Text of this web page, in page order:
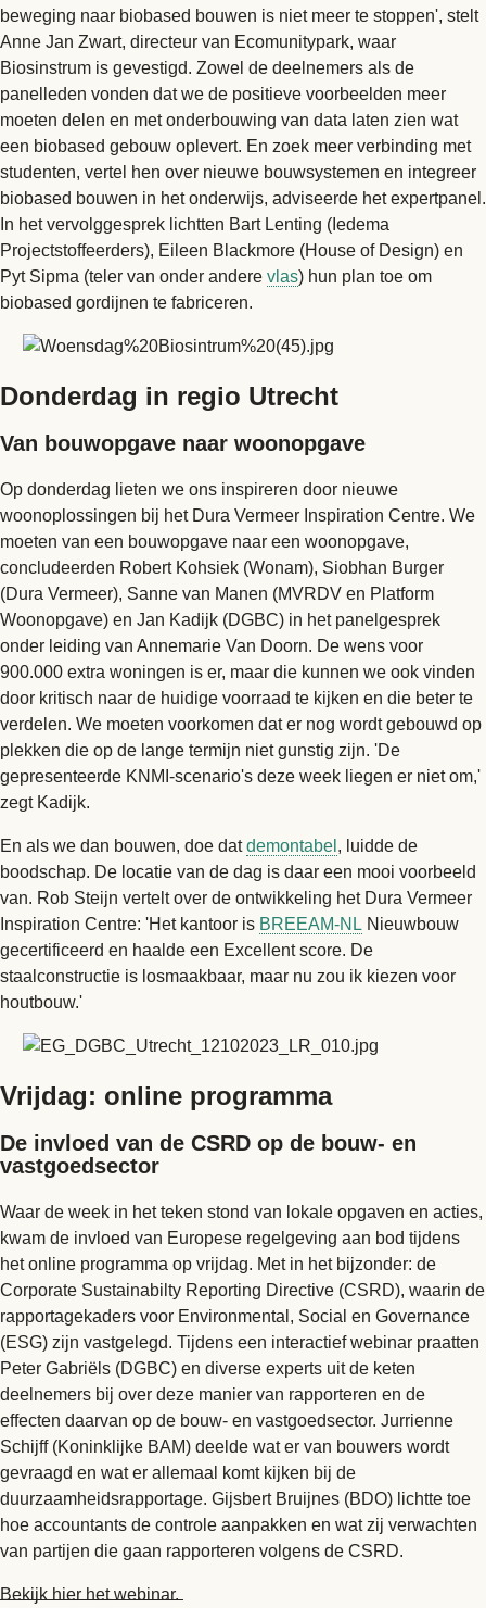
beweging naar biobased bouwen is niet meer te stoppen', stelt
Anne Jan Zwart, directeur van Ecomunitypark, waar
Biosinstrum is gevestigd. Zowel de deelnemers als de
panelleden vonden dat we de positieve voorbeelden meer
moeten delen en met onderbouwing van data laten zien wat
een biobased gebouw oplevert. En zoek meer verbinding met
studenten, vertel hen over nieuwe bouwsystemen en integreer
biobased bouwen in het onderwijs, adviseerde het expertpanel.
In het vervolggesprek lichtten Bart Lenting (Iedema
Projectstoffeerders), Eileen Blackmore (House of Design) en
Pyt Sipma (teler van onder andere vlas) hun plan toe om
biobased gordijnen te fabriceren.
Donderdag in regio Utrecht
Van bouwopgave naar woonopgave
Op donderdag lieten we ons inspireren door nieuwe
woonoplossingen bij het Dura Vermeer Inspiration Centre. We
moeten van een bouwopgave naar een woonopgave,
concludeerden Robert Kohsiek (Wonam), Siobhan Burger
(Dura Vermeer), Sanne van Manen (MVRDV en Platform
Woonopgave) en Jan Kadijk (DGBC) in het panelgesprek
onder leiding van Annemarie Van Doorn. De wens voor
900.000 extra woningen is er, maar die kunnen we ook vinden
door kritisch naar de huidige voorraad te kijken en die beter te
verdelen. We moeten voorkomen dat er nog wordt gebouwd op
plekken die op de lange termijn niet gunstig zijn. 'De
gepresenteerde KNMI-scenario's deze week liegen er niet om,'
zegt Kadijk.
En als we dan bouwen, doe datdemontabel , luidde de
boodschap. De locatie van de dag is daar een mooi voorbeeld
van. Rob Steijn vertelt over de ontwikkeling het Dura Vermeer
Inspiration Centre: 'Het kantoor is BREEAM-NL Nieuwbouw
gecertificeerd en haalde een Excellent score. De
staalconstructie is losmaakbaar, maar nu zou ik kiezen voor
houtbouw.'
Vrijdag: online programma
De invloed van de CSRD op de bouw- en
vastgoedsector
Waar de week in het teken stond van lokale opgaven en acties,
kwam de invloed van Europese regelgeving aan bod tijdens
het online programma op vrijdag. Met in het bijzonder: de
Corporate Sustainabilty Reporting Directive (CSRD), waarin de
rapportagekaders voor Environmental, Social en Governance
(ESG) zijn vastgelegd. Tijdens een interactief webinar praatten
Peter Gabriëls (DGBC) en diverse experts uit de keten
deelnemers bij over deze manier van rapporteren en de
effecten daarvan op de bouw- en vastgoedsector. Jurrienne
Schijff (Koninklijke BAM) deelde wat er van bouwers wordt
gevraagd en wat er allemaal komt kijken bij de
duurzaamheidsrapportage. Gijsbert Bruijnes (BDO) lichtte toe
hoe accountants de controle aanpakken en wat zij verwachten
van partijen die gaan rapporteren volgens de CSRD.
Bekijk hier het webinar.